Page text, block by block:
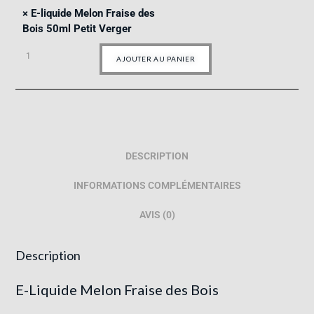
× E-liquide Melon Fraise des
Bois 50ml Petit Verger
AJOUTER AU PANIER
DESCRIPTION
INFORMATIONS COMPLÉMENTAIRES
AVIS (0)
Description
E-Liquide Melon Fraise des Bois